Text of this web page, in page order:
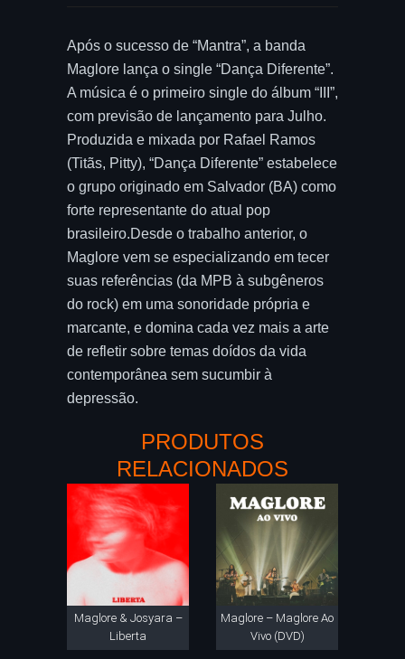
Após o sucesso de “Mantra”, a banda
Maglore lança o single “Dança Diferente”.
A música é o primeiro single do álbum “III”,
com previsão de lançamento para Julho.
Produzida e mixada por Rafael Ramos
(Titãs, Pitty), “Dança Diferente” estabelece
o grupo originado em Salvador (BA) como
forte representante do atual pop
brasileiro.Desde o trabalho anterior, o
Maglore vem se especializando em tecer
suas referências (da MPB à subgêneros
do rock) em uma sonoridade própria e
marcante, e domina cada vez mais a arte
de refletir sobre temas doídos da vida
contemporânea sem sucumbir à
depressão.
PRODUTOS
RELACIONADOS
Maglore & Josyara –
Liberta
Maglore – Maglore Ao
Vivo (DVD)